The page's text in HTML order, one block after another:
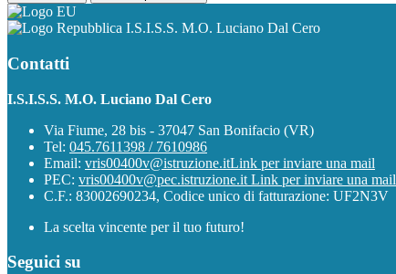
I.S.I.S.S. M.O. Luciano Dal Cero
Contatti
I.S.I.S.S. M.O. Luciano Dal Cero
Via Fiume, 28 bis - 37047 San Bonifacio (VR)
Tel: 045.7611398 / 7610986
Email: vris00400v@istruzione.itLink per inviare una mail
PEC: vris00400v@pec.istruzione.it Link per inviare una mail
C.F.: 83002690234, Codice unico di fatturazione: UF2N3V
La scelta vincente per il tuo futuro!
Seguici su